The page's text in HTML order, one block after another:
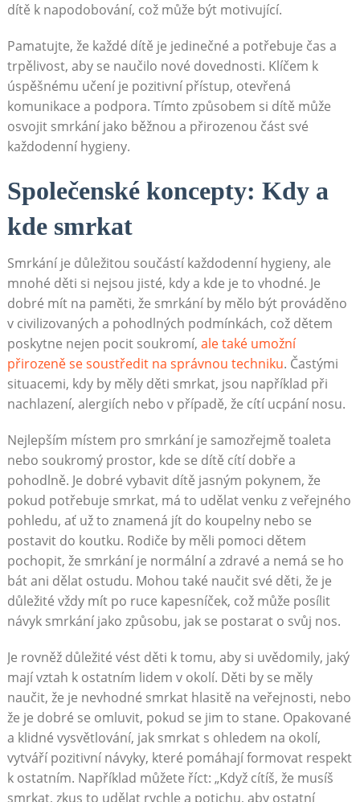
dítě k napodobování, což může být motivující.
Pamatujte, že každé dítě je jedinečné a potřebuje čas a
trpělivost, aby se naučilo nové dovednosti. Klíčem k
úspěšnému učení je pozitivní přístup, otevřená
komunikace a podpora. Tímto způsobem si dítě může
osvojit smrkání jako běžnou a přirozenou část své
každodenní hygieny.
Společenské koncepty: Kdy a
kde smrkat
Smrkání je důležitou součástí každodenní hygieny, ale
mnohé děti si nejsou jisté, kdy a kde je to vhodné. Je
dobré mít na paměti, že smrkání by mělo být prováděno
v civilizovaných a pohodlných podmínkách, což dětem
poskytne nejen pocit soukromí, ale také umožní
přirozeně se soustředit na správnou techniku. Častými
situacemi, kdy by měly děti smrkat, jsou například při
nachlazení, alergiích nebo v případě, že cítí ucpání nosu.
Nejlepším místem pro smrkání je samozřejmě toaleta
nebo soukromý prostor, kde se dítě cítí dobře a
pohodlně. Je dobré vybavit dítě jasným pokynem, že
pokud potřebuje smrkat, má to udělat venku z veřejného
pohledu, ať už to znamená jít do koupelny nebo se
postavit do koutku. Rodiče by měli pomoci dětem
pochopit, že smrkání je normální a zdravé a nemá se ho
bát ani dělat ostudu. Mohou také naučit své děti, že je
důležité vždy mít po ruce kapesníček, což může posílit
návyk smrkání jako způsobu, jak se postarat o svůj nos.
Je rovněž důležité vést děti k tomu, aby si uvědomily, jaký
mají vztah k ostatním lidem v okolí. Děti by se měly
naučit, že je nevhodné smrkat hlasitě na veřejnosti, nebo
že je dobré se omluvit, pokud se jim to stane. Opakované
a klidné vysvětlování, jak smrkat s ohledem na okolí,
vytváří pozitivní návyky, které pomáhají formovat respekt
k ostatním. Například můžete říct: „Když cítíš, že musíš
smrkat, zkus to udělat rychle a potichu, aby ostatní